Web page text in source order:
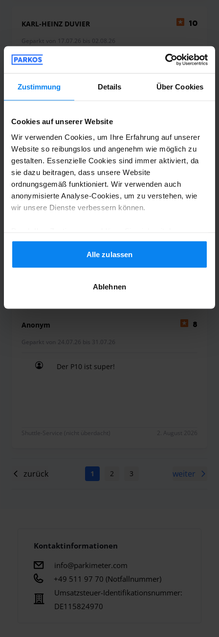
Zustimmung Details Über Cookies
Cookies auf unserer Website
Wir verwenden Cookies, um Ihre Erfahrung auf unserer
Website so reibungslos und angenehm wie möglich zu
gestalten. Essenzielle Cookies sind immer aktiviert, da
sie dazu beitragen, dass unsere Website
ordnungsgemäß funktioniert. Wir verwenden auch
anonymisierte Analyse-Cookies, um zu verstehen, wie
wir unsere Dienste verbessern können.
Verwendung von Cookies gemäß den Regeln in Ihrem
Land einverstanden, können Ihre Einstellungen jedoch
jederzeit anpassen. Alle Einzelheiten finden Sie in
Alle zulassen
Ablehnen
KARL-HEINZ DUVIER 10
Geparkt von 17.07.26 bis 02.08.26
Sehr gut von der online Reservierung bis
Sehr gut von der online Reservierung bis zum
Udo Winkler
Geparkt von 18.07.26 bis 01.08.26
Shuttle-Service (nicht überdacht)
Anonym 8
Geparkt von 24.07.26 bis 31.07.26
Der P10 ist super!
Shuttle-Service (nicht überdacht) 2. August 2026
zurück 1 2 3 6
weiter
Kontaktinformationen
info@parkimeter.com
+49 511 97 70 (Notfallnummer)
Umsatzsteuer-Identifikationsnummer:
DE115824970